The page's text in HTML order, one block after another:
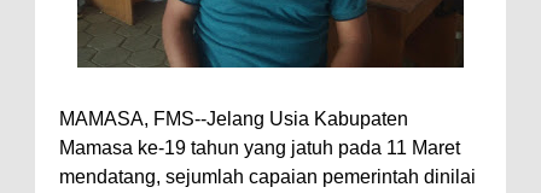
MAMASA, FMS--Jelang Usia Kabupaten
Mamasa ke-19 tahun yang jatuh pada 11 Maret
mendatang, sejumlah capaian pemerintah dinilai